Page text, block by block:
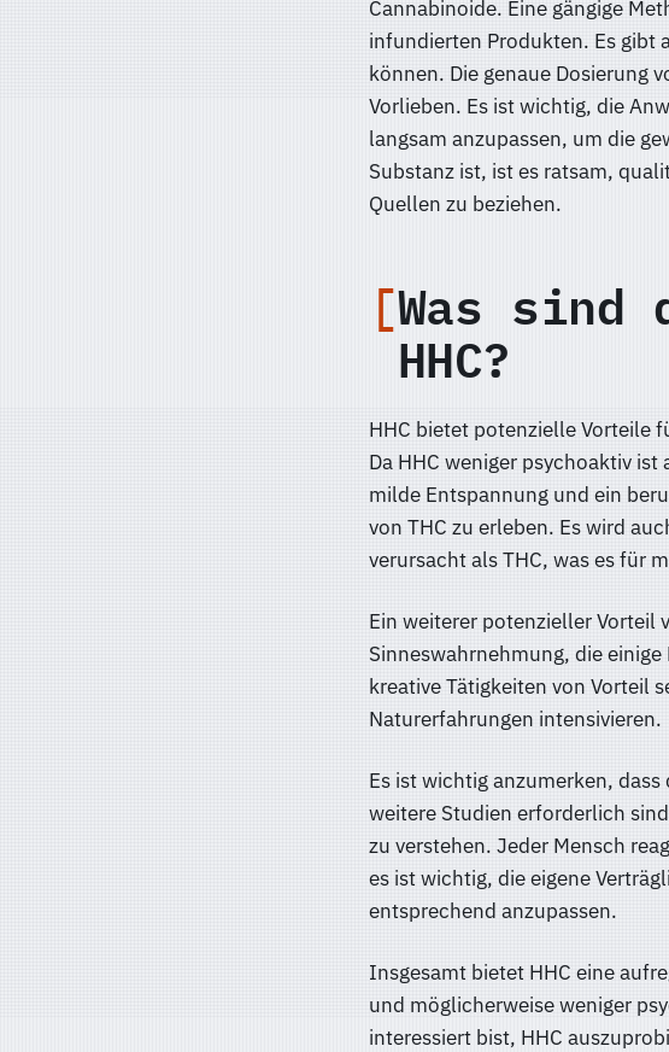
Cannabinoide. Eine gängige
infundierten Produkten. Es gibt
können. Die genaue Dosierung
Vorlieben. Es ist wichtig, die
langsam anzupassen, um die
Substanz ist, ist es ratsam,
Quellen zu beziehen.
Was
HHC?
HHC bietet potenzielle Vorteile
Da HHC weniger psychoaktiv
milde Entspannung und ein
von THC zu erleben. Es wird
verursacht als THC, was es für
Ein weiterer potenzieller Vorteil
Sinneswahrnehmung, die
kreative Tätigkeiten von Vorteil
Naturerfahrungen intensivieren.
Es ist wichtig anzumerken,
weitere Studien erforderlich
zu verstehen. Jeder Mensch
es ist wichtig, die eigene
entsprechend anzupassen.
Insgesamt bietet HHC eine
und möglicherweise weniger
interessiert bist, HHC